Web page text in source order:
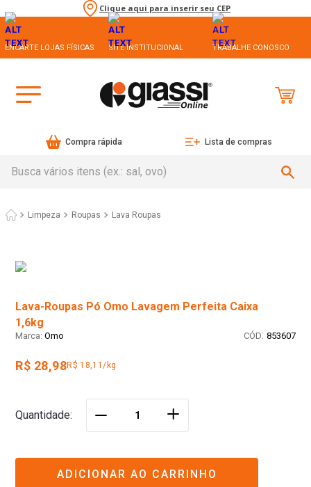
Clique aqui para inserir seu CEP
ENCARTE LOJAS FÍSICAS SITE INSTITUCIONAL TRABALHE CONOSCO
Compra rápida Lista de compras
Limpeza Roupas Lava Roupas
Lava-Roupas Pó Omo Lavagem Perfeita Caixa
1,6kg
Omo : 853607
R$ 28,98R$ 18,11/kg
Quantidade ＋
ADICIONAR AO CARRINHO